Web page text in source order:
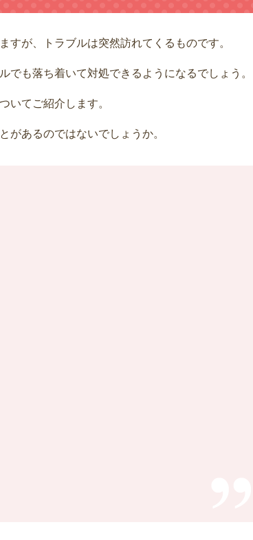
すが、トラブルは突然訪れてくるものです。
でも落ち着いて対処できるようになるでしょう。
いてご紹介します。
があるのではないでしょうか。